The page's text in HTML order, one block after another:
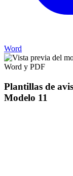
Word
Plantillas de
Modelo 11